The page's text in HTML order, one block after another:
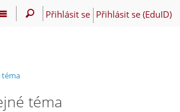
Přihlásit se Přihlásit se (EduID)
téma
téma